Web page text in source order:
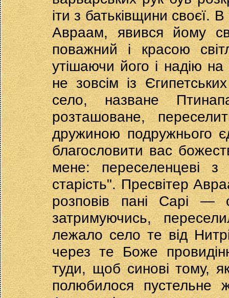
іти з батьківщини своєї.
Авраам, явився йому
поважний і красою
утішаючи його і надію
не зовсім із
село, назване
розташоване,
дружиною подружнього
благословити вас
мене: переселенцеві
старість". Пресвітер
розповів пані Сарі —
затримуючись,
лежало село те від
через те Боже
туди, щоб синові тому,
полюбилося пустельне